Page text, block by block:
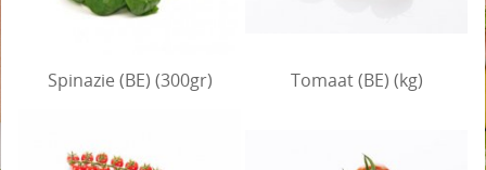
Spinazie (BE) (300gr) Tomaat (BE) (kg)